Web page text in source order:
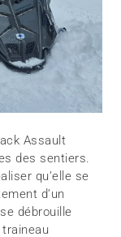
Assault
des sentiers.
qu’elle se
d’un
débrouille